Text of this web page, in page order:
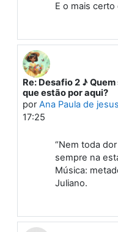
E o mais
Em resposta à
Re: Desafio 2 ♪
que estão por aqui?
porAna Paula de
17:25
“Nem toda
sempre na
Música:
Juliano.